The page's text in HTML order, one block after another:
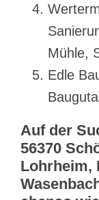
Mühle,
Edle
Auf der
56370
Lohrheim,